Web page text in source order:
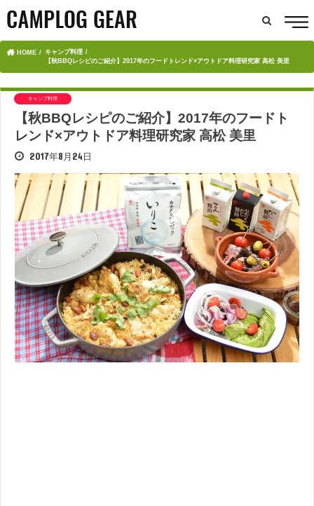
HOME
キャンプ料理
【秋BBQレシピのご紹介】2017年のフードトレンド×アウトドア料理研究家 高松 美里
キャンプ料理
【秋BBQレシピのご紹介】2017年のフードト
レンド×アウトドア料理研究家 高松 美里
2017年8月24日